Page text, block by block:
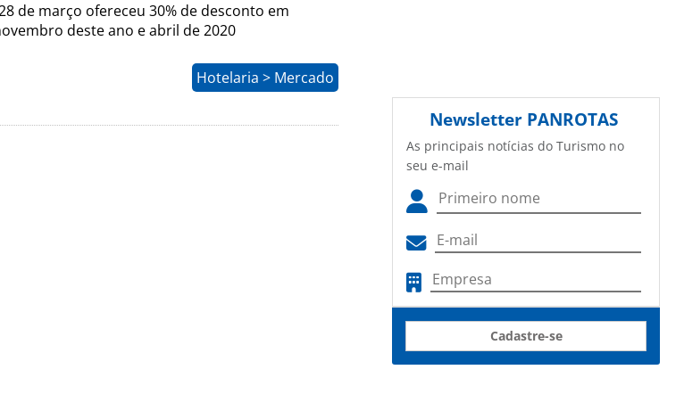
de março ofereceu 30% de desconto em
deste ano e abril de 2020
Hotelaria > Mercado
Newsletter PANROTAS
As principais notícias do Turismo no
seu e-mail
Cadastre-se